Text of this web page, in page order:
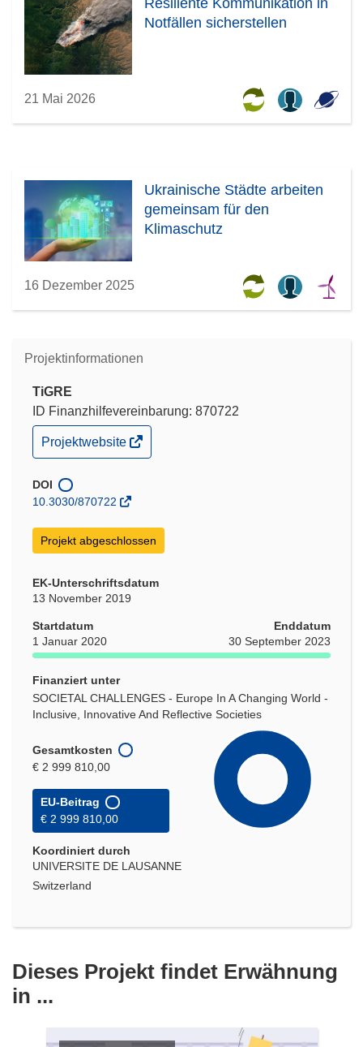
Notfällen sicherstellen
21 Mai 2026
Ukrainische Städte arbeiten
gemeinsam für den
Klimaschutz
16 Dezember 2025
Projektinformationen
TiGRE
ID Finanzhilfevereinbarung: 870722
(öffnet
in
Fenster)
Projektwebsite
DOI
10.3030/870722
Projekt abgeschlossen
EK-Unterschriftsdatum
13 November 2019
Startdatum
1 Januar 2020
Enddatum
30 September 2023
Finanziert unter
SOCIETAL CHALLENGES - Europe In A Changing World -
Inclusive, Innovative And Reflective Societies
Gesamtkosten
€ 2 999 810,00
EU-Beitrag
€ 2 999 810,00
Koordiniert durch
UNIVERSITE DE LAUSANNE
Switzerland
Dieses Projekt findet Erwähnung
in ...